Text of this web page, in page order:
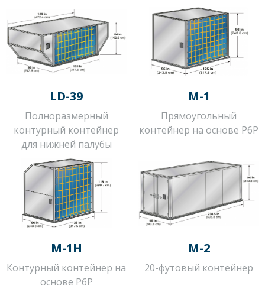
LD-39
Полноразмерный
контурный контейнер
для нижней палубы
M-1
Прямоугольный
контейнер на основе P6P
M-1H
Контурный контейнер на
основе P6P
M-2
20-футовый контейнер